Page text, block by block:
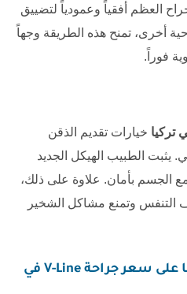
العظم أفقياً وعمودياً لتضييق
أخرى، تمنح هذه الطريقة وجهاً
فوراً.
خيارات تقديم الذقن
يثبت الطبيب الهيكل الجديد
الجسم بأمان. علاوة على ذلك،
التنفس وتمنع مشاكل الشخير
على
سعر جراحة V-Line في